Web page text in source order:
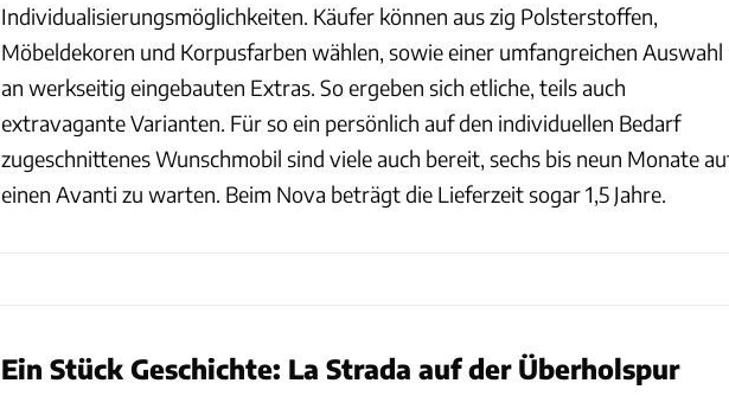
Individualisierungsmöglichkeiten. Käufer können aus zig Polsterstoffen,
Möbeldekoren und Korpusfarben wählen, sowie einer umfangreichen Auswahl
an werkseitig eingebauten Extras. So ergeben sich etliche, teils auch
extravagante Varianten. Für so ein persönlich auf den individuellen Bedarf
zugeschnittenes Wunschmobil sind viele auch bereit, sechs bis neun Monate
einen Avanti zu warten. Beim Nova beträgt die Lieferzeit sogar 1,5 Jahre.
Ein Stück Geschichte: La Strada auf der Überholspur